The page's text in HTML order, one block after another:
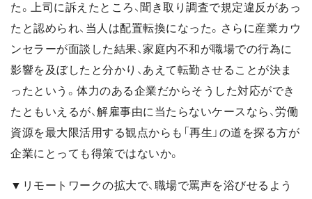
た。上司に訴えたところ、聞き取り調査で規定違反があっ
たと認められ、当人は配置転換になった。さらに産業カウ
ンセラーが面談した結果、家庭内不和が職場での行為に
影響を及ぼしたと分かり、あえて転勤させることが決ま
ったという。体力のある企業だからそうした対応ができ
たともいえるが、解雇事由に当たらないケースなら、労働
資源を最大限活用する観点からも「再生」の道を探る方が
企業にとっても得策ではないか。
▼リモートワークの拡大で、職場で罵声を浴びせるよう